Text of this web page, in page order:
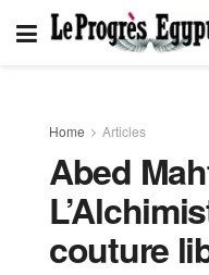
Home Articles
Abed
couture